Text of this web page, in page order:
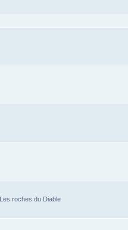
Les roches du Diable